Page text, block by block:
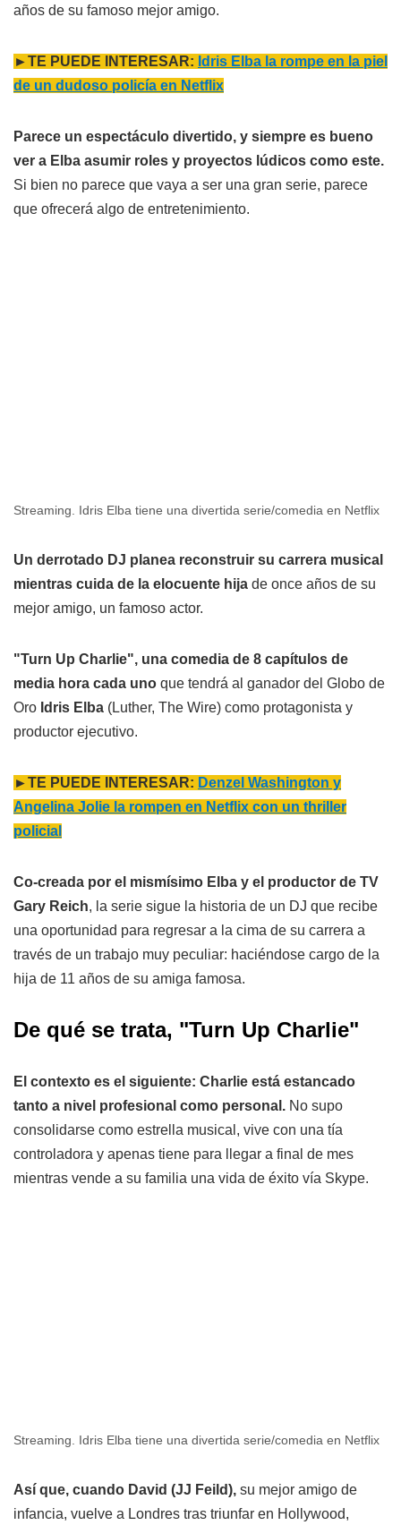
años de su famoso mejor amigo.
►TE PUEDE INTERESAR: Idris Elba la rompe en la piel
de un dudoso policía en Netflix
Parece un espectáculo divertido, y siempre es bueno
ver a Elba asumir roles y proyectos lúdicos como este.
Si bien no parece que vaya a ser una gran serie, parece
que ofrecerá algo de entretenimiento.
Streaming. Idris Elba tiene una divertida serie/comedia en Netflix
Un derrotado DJ planea reconstruir su carrera musical
mientras cuida de la elocuente hija de once años de su
mejor amigo, un famoso actor.
"Turn Up Charlie", una comedia de 8 capítulos de
media hora cada uno que tendrá al ganador del Globo de
Oro Idris Elba (Luther, The Wire) como protagonista y
productor ejecutivo.
►TE PUEDE INTERESAR: Denzel Washington y
Angelina Jolie la rompen en Netflix con un thriller
policial
Co-creada por el mismísimo Elba y el productor de TV
Gary Reich, la serie sigue la historia de un DJ que recibe
una oportunidad para regresar a la cima de su carrera a
través de un trabajo muy peculiar: haciéndose cargo de la
hija de 11 años de su amiga famosa.
De qué se trata, "Turn Up Charlie"
El contexto es el siguiente: Charlie está estancado
tanto a nivel profesional como personal. No supo
consolidarse como estrella musical, vive con una tía
controladora y apenas tiene para llegar a final de mes
mientras vende a su familia una vida de éxito vía Skype.
Streaming. Idris Elba tiene una divertida serie/comedia en Netflix
Así que, cuando David (JJ Feild), su mejor amigo de
infancia, vuelve a Londres tras triunfar en Hollywood,